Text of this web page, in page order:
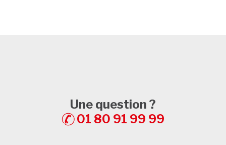
Une question ?
01 80 91 99 99